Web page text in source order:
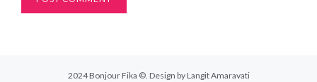
2024 Bonjour Fika ©. Design by Langit Amaravati